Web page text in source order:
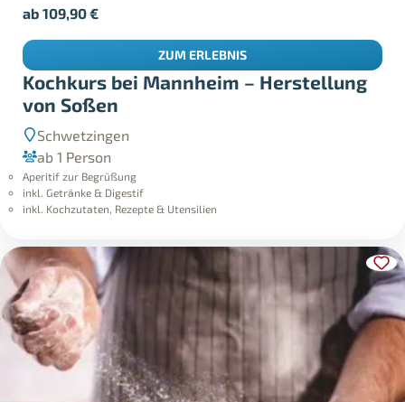
Kochkurs bei Mannheim – Herstellung
von Soßen
Schwetzingen
ab 1 Person
Aperitif zur Begrüßung
inkl. Getränke & Digestif
inkl. Kochzutaten, Rezepte & Utensilien
ab109,90€
ZUM ERLEBNIS